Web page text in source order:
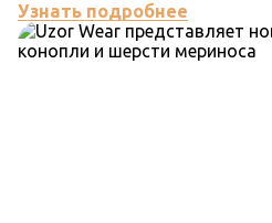
Узнать подробнее